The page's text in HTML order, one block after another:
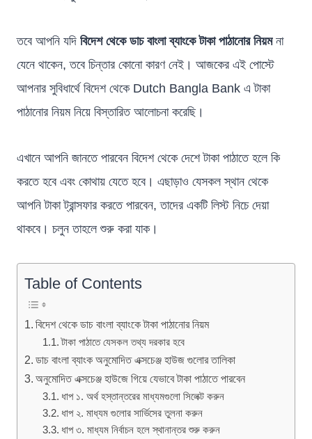
তবে আপনি যদি বিদেশ থেকে ডাচ বাংলা ব্যাংকে টাকা পাঠানোর নিয়মনা
যেনে থাকেন, তবে চিন্তার কোনো কারণ নেই। আজকের এই পোস্টে
আপনার সুবিধার্থে বিদেশ থেকে Dutch Bangla Bank এ টাকা
পাঠানোর নিয়ম নিয়ে বিস্তারিত আলোচনা করেছি।
এখানে আপনি জানতে পারবেন বিদেশ থেকে দেশে টাকা পাঠাতে হলে কি
করতে হবে এবং কোথায় যেতে হবে। এছাড়াও যেসকল স্থান থেকে
আপনি টাকা ট্রান্সফার করতে পারবেন, তাদের একটি লিস্ট নিচে দেয়া
থাকবে। চলুন তাহলে শুরু করা যাক।
Table of Contents
বিদেশ থেকে ডাচ বাংলা ব্যাংকে টাকা পাঠানোর নিয়ম
টাকা পাঠাতে যেসকল তথ্য দরকার হবে
ডাচ বাংলা ব্যাংক অনুমোদিত এক্সচেঞ্জ হাউজ গুলোর তালিকা
অনুমোদিত এক্সচেঞ্জ হাউজে গিয়ে যেভাবে টাকা পাঠাতে পারবেন
ধাপ ১. অর্থ হস্তান্তরের মাধ্যমগুলো সিলেক্ট করুন
ধাপ ২. মাধ্যম গুলোর সার্ভিসের তুলনা করুন
ধাপ ৩. মাধ্যম নির্বাচন হলে স্থানান্তর শুরু করুন